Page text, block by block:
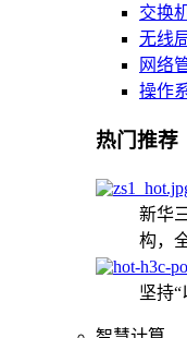
交换
无线
网络
操作
热门推荐
新华
构，
坚持